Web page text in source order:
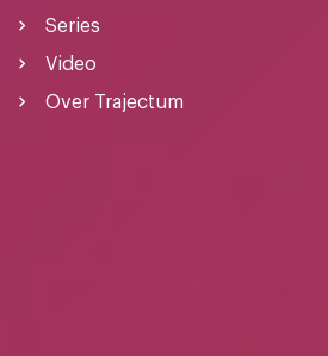
Series
Video
Over Trajectum